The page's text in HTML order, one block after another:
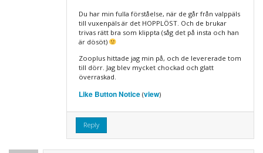
Du har min fulla förståelse, när de går från valppäls
till vuxenpäls är det HOPPLÖST. Och de brukar
trivas rätt bra som klippta (såg det på insta och han
är dösöt)
Zooplus hittade jag min på, och de levererade tom
till dörr. Jag blev mycket chockad och glatt
överraskad.
Like Button Notice(view)
Reply